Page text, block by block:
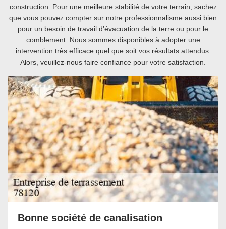
construction. Pour une meilleure stabilité de votre terrain, sachez
que vous pouvez compter sur notre professionnalisme aussi bien
pour un besoin de travail d’évacuation de la terre ou pour le
comblement. Nous sommes disponibles à adopter une
intervention très efficace quel que soit vos résultats attendus.
Alors, veuillez-nous faire confiance pour votre satisfaction.
Bonne société de canalisation